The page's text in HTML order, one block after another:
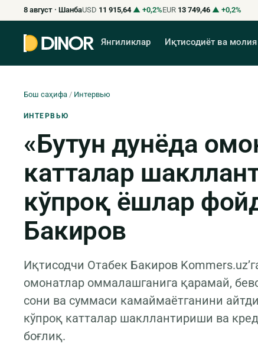
8 август · ШанбаUSD 11 915,64 ▲ +0,2%EUR 13 749,46 ▲ +0,2%
Янгиликлар Иқтисодиёт ва молия
Бош саҳифа / Интервью
ИНТЕРВЬЮ
«Бутун дунёда
катталар
кўпроқ ёшлар
Бакиров
Иқтисодчи Отабек Бакиров
омонатлар оммалашганига қарамай,
сони ва суммаси камаймаётганини
кўпроқ катталар шакллантириши ва
боғлиқ.